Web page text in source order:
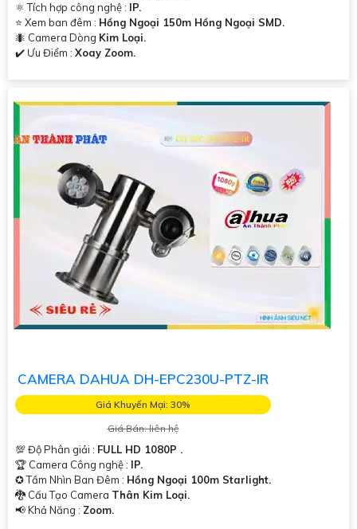
⚛️ Tích hợp công nghệ : IP.
⭐ Xem ban đêm : Hồng Ngoại 150m Hồng Ngoại SMD.
🐜 Camera Dòng Kim Loại.
️✔️ Ưu Điểm : Xoay Zoom.
CAMERA DAHUA DH-EPC230U-PTZ-IR
Giá Khuyến Mại: 30%
Giá Bán: liên hệ
💯 Độ Phân giải : FULL HD 1080P .
🏆 Camera Công nghệ : IP.
✪ Tầm Nhìn Ban Đêm : Hồng Ngoại 100m Starlight.
🐉️ Cấu Tạo Camera Thân Kim Loại.
️📢 Khả Năng : Zoom.